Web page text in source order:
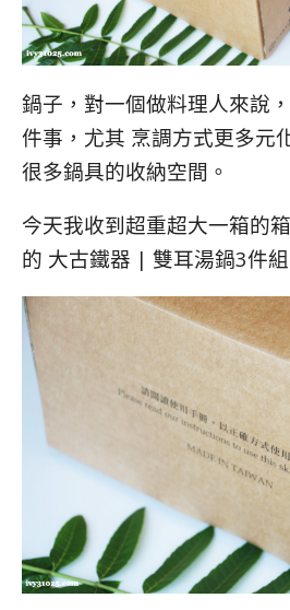
鍋子，對一個做料理人來說
件事，尤其 烹調方式更多元
很多鍋具的收納空間。
今天我收到超重超大一箱的
的 大古鐵器 | 雙耳湯鍋3件組